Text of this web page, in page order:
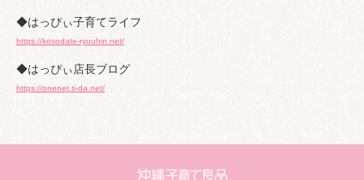
◆はっぴぃ子育てライフ
https://kosodate-ryouhin.net/
◆はっぴぃ店長ブログ
https://onenet.ti-da.net/